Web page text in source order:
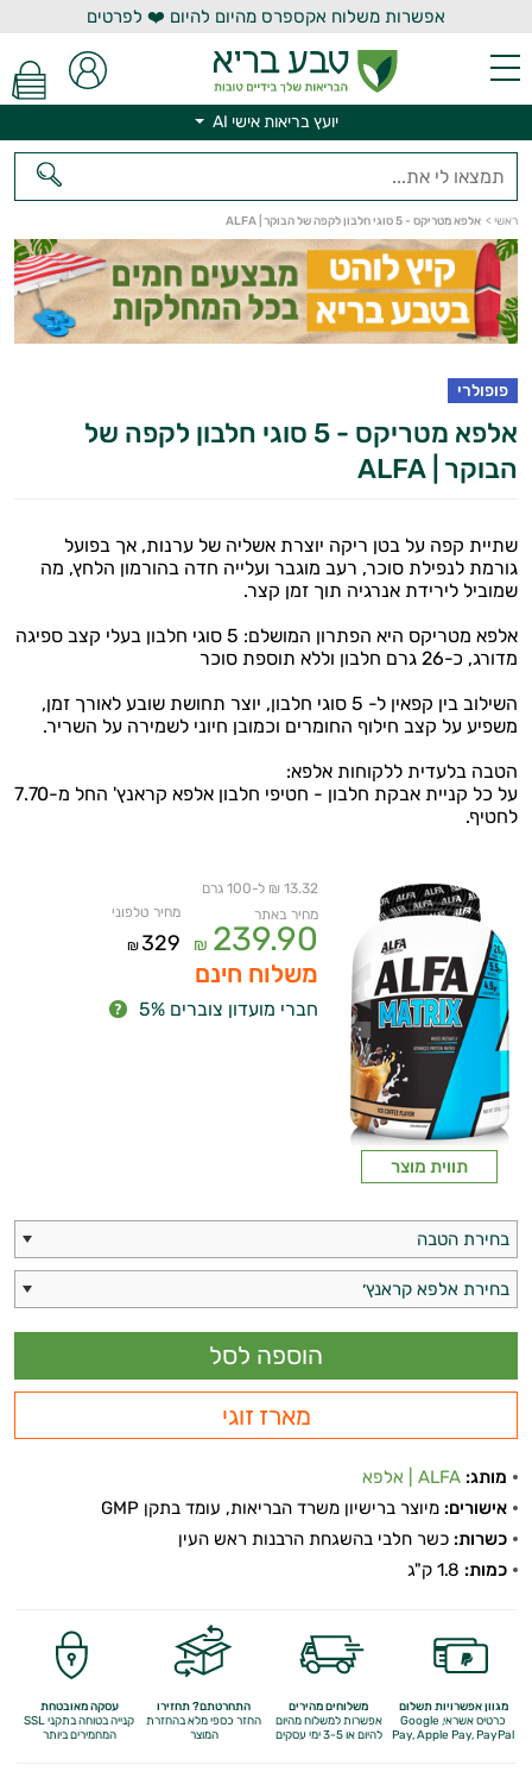
אפשרות משלוח אקספרס מהיום להיום ❤️ לפרטים
יועץ בריאות אישי AI
ראשי > אלפא מטריקס - 5 סוגי חלבון לקפה של הבוקר | ALFA
פופולרי
אלפא מטריקס - 5 סוגי חלבון לקפה של
הבוקר | ALFA
שתיית קפה על בטן ריקה יוצרת אשליה של ערנות, אך בפועל
גורמת לנפילת סוכר, רעב מוגבר ועלייה חדה בהורמון הלחץ, מה
שמוביל לירידת אנרגיה תוך זמן קצר.
אלפא מטריקס היא הפתרון המושלם: 5 סוגי חלבון בעלי קצב ספיגה
מדורג, כ-26 גרם חלבון וללא תוספת סוכר
השילוב בין קפאין ל- 5 סוגי חלבון, יוצר תחושת שובע לאורך זמן,
משפיע על קצב חילוף החומרים וכמובן חיוני לשמירה על השריר.
הטבה בלעדית ללקוחות אלפא:
על כל קניית אבקת חלבון - חטיפי חלבון אלפא קראנץ' החל מ-7.70
לחטיף.
תווית מוצר
13.32 ₪ ל-100 גרם
מחיר באתר
239.90
₪
מחיר טלפוני
329
₪
משלוח חינם
חברי מועדון צוברים 5%
בחירת הטבה
בחירת אלפא קראנץ׳
מארז זוגי
מותג: ALFA | אלפא
אישורים: מיוצר ברישיון משרד הבריאות, עומד בתקן GMP
כשרות: כשר חלבי בהשגחת הרבנות ראש העין
כמות:
מגוון אפשרויות תשלום
כרטיס אשראי, Google
Pay,Apple Pay, PayPal
משלוחים מהירים
אפשרות למשלוח מהיום
להיום או 3-5 ימי עסקים
התחרטתם? תחזירו
החזר כספי מלאבהחזרת
המוצר
עסקה מאובטחת
קנייה בטוחה בתקני SSL
המחמירים ביותר
יועץ בריאות אישי AI